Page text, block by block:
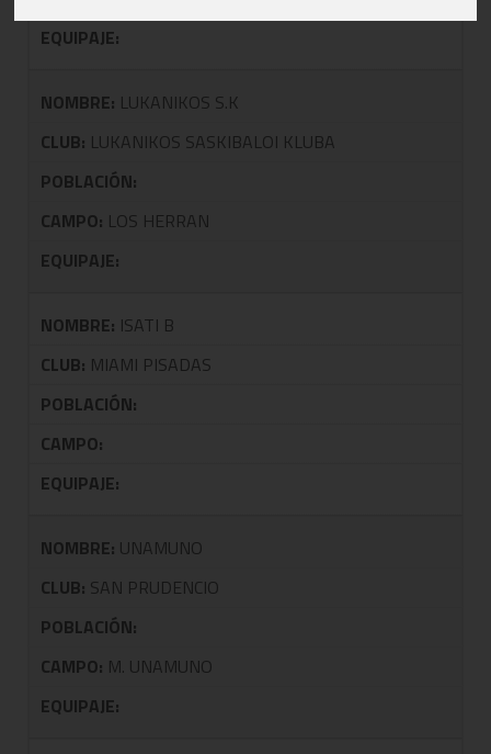
EQUIPAJE:
NOMBRE: LUKANIKOS S.K
CLUB: LUKANIKOS SASKIBALOI KLUBA
POBLACIÓN:
CAMPO: LOS HERRAN
EQUIPAJE:
NOMBRE: ISATI B
CLUB: MIAMI PISADAS
POBLACIÓN:
CAMPO:
EQUIPAJE:
NOMBRE: UNAMUNO
CLUB: SAN PRUDENCIO
POBLACIÓN:
CAMPO: M. UNAMUNO
EQUIPAJE: